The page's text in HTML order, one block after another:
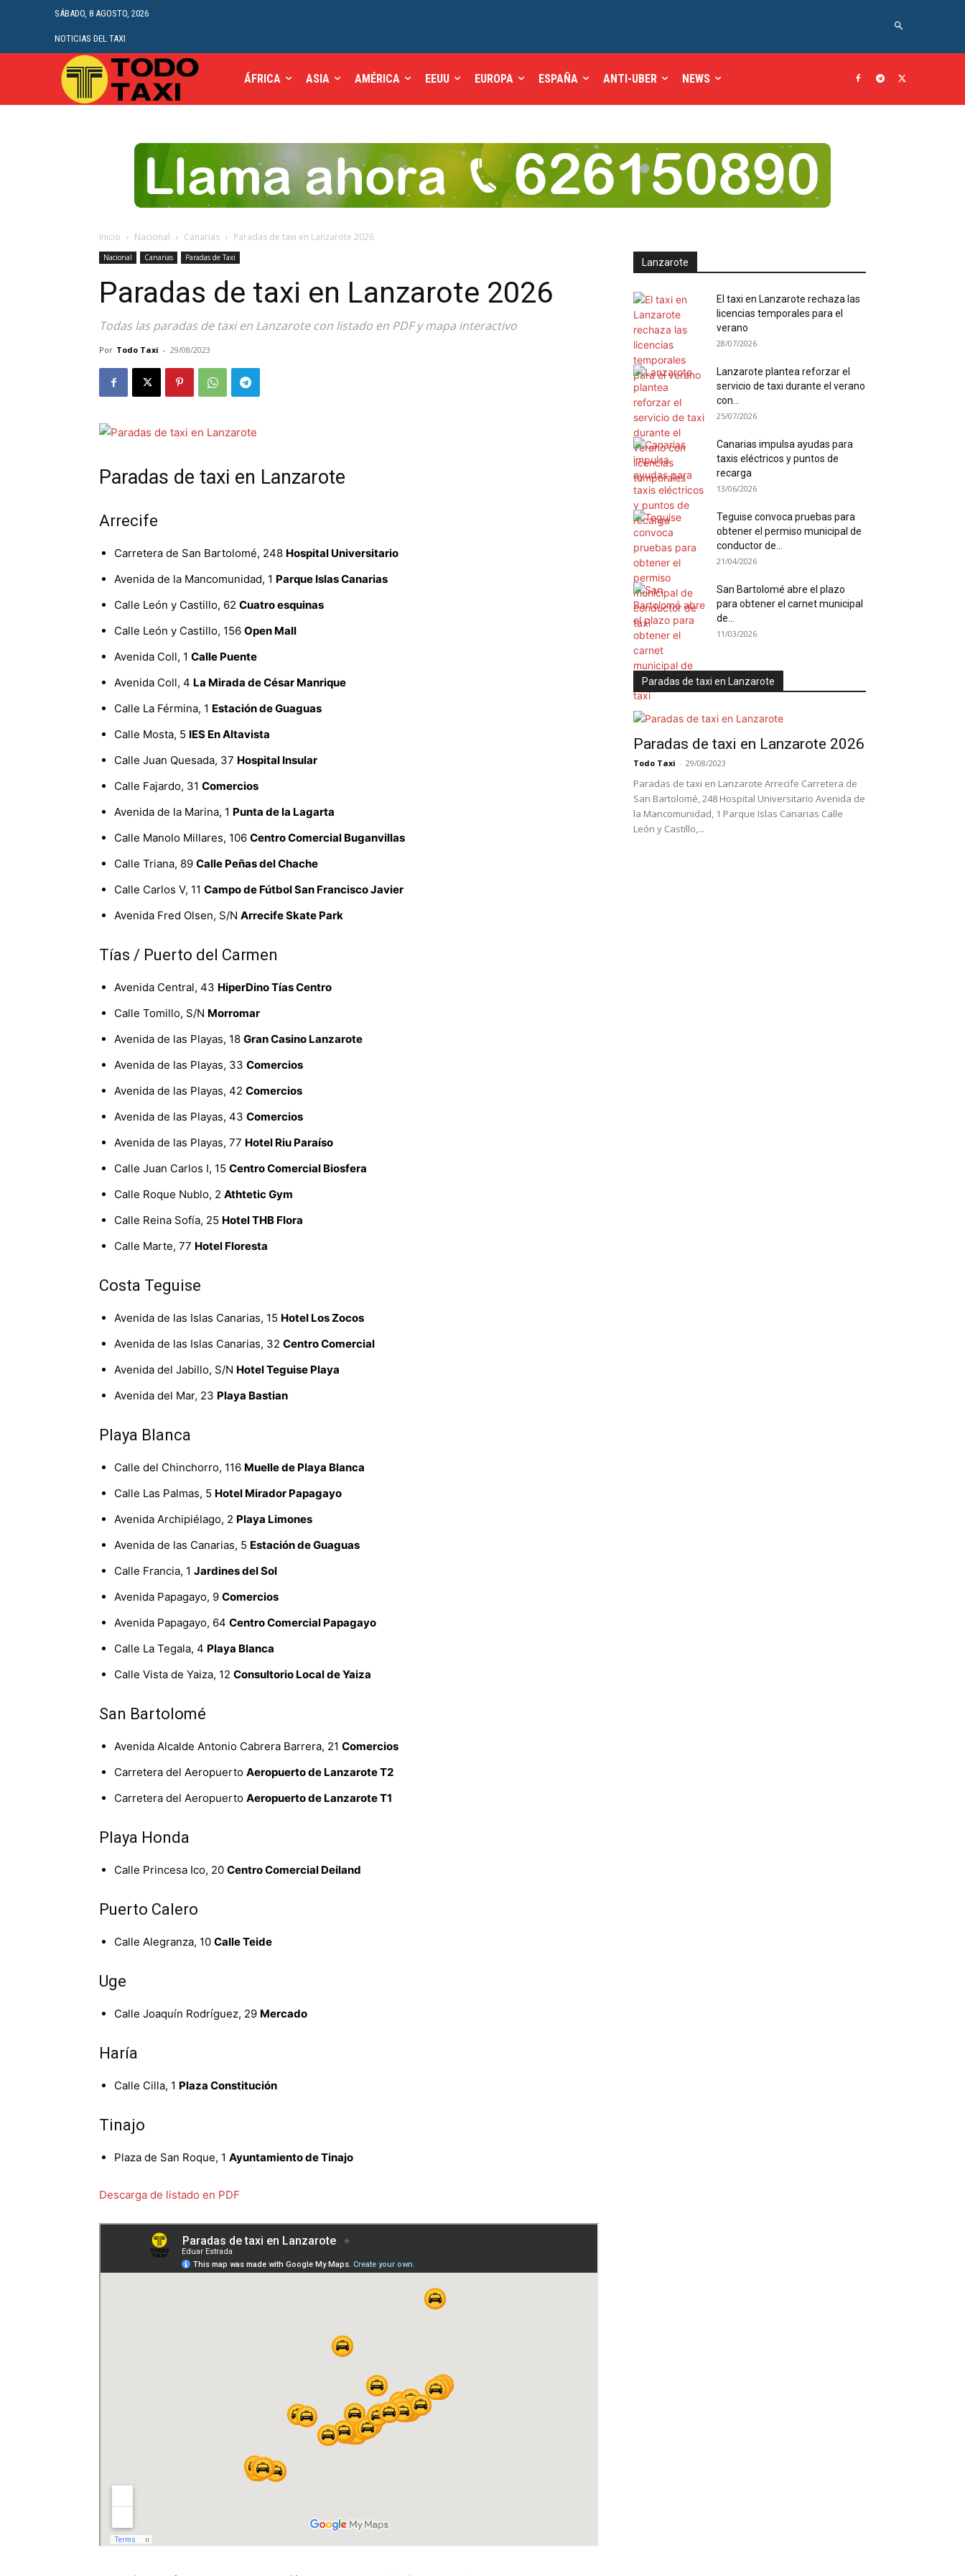
SÁBADO, 8 AGOSTO, 2026
NOTICIAS DEL TAXI
ÁFRICA ASIA AMÉRICA EEUU EUROPA ESPAÑA ANTI-UBER NEWS
Inicio Nacional Canarias Paradas de taxi en Lanzarote 2026
Nacional Canarias Paradas de Taxi
Paradas de taxi en Lanzarote 2026
Todas las paradas de taxi en Lanzarote con listado en PDF y mapa interactivo
Por Todo Taxi - 29/08/2023
Paradas de taxi en Lanzarote
Arrecife
Carretera de San Bartolomé, 248 Hospital Universitario
Avenida de la Mancomunidad, 1 Parque Islas Canarias
Calle León y Castillo, 62 Cuatro esquinas
Calle León y Castillo, 156 Open Mall
Avenida Coll, 1 Calle Puente
Avenida Coll, 4 La Mirada de César Manrique
Calle La Férmina, 1 Estación de Guaguas
Calle Mosta, 5 IES En Altavista
Calle Juan Quesada, 37 Hospital Insular
Calle Fajardo, 31 Comercios
Avenida de la Marina, 1 Punta de la Lagarta
Calle Manolo Millares, 106 Centro Comercial Buganvillas
Calle Triana, 89 Calle Peñas del Chache
Calle Carlos V, 11 Campo de Fútbol San Francisco Javier
Avenida Fred Olsen, S/N Arrecife Skate Park
Tías / Puerto del Carmen
Avenida Central, 43 HiperDino Tías Centro
Calle Tomillo, S/N Morromar
Avenida de las Playas, 18 Gran Casino Lanzarote
Avenida de las Playas, 33 Comercios
Avenida de las Playas, 42 Comercios
Avenida de las Playas, 43 Comercios
Avenida de las Playas, 77 Hotel Riu Paraíso
Calle Juan Carlos I, 15 Centro Comercial Biosfera
Calle Roque Nublo, 2 Athtetic Gym
Calle Reina Sofía, 25 Hotel THB Flora
Calle Marte, 77 Hotel Floresta
Costa Teguise
Avenida de las Islas Canarias, 15 Hotel Los Zocos
Avenida de las Islas Canarias, 32 Centro Comercial
Avenida del Jabillo, S/N Hotel Teguise Playa
Avenida del Mar, 23 Playa Bastian
Playa Blanca
Calle del Chinchorro, 116 Muelle de Playa Blanca
Calle Las Palmas, 5 Hotel Mirador Papagayo
Avenida Archipiélago, 2 Playa Limones
Avenida de las Canarias, 5 Estación de Guaguas
Calle Francia, 1 Jardines del Sol
Avenida Papagayo, 9 Comercios
Avenida Papagayo, 64 Centro Comercial Papagayo
Calle La Tegala, 4 Playa Blanca
Calle Vista de Yaiza, 12 Consultorio Local de Yaiza
San Bartolomé
Avenida Alcalde Antonio Cabrera Barrera, 21 Comercios
Carretera del Aeropuerto Aeropuerto de Lanzarote T2
Carretera del Aeropuerto Aeropuerto de Lanzarote T1
Playa Honda
Calle Princesa Ico, 20 Centro Comercial Deiland
Puerto Calero
Calle Alegranza, 10 Calle Teide
Uge
Calle Joaquín Rodríguez, 29 Mercado
Haría
Calle Cilla, 1 Plaza Constitución
Tinajo
Plaza de San Roque, 1 Ayuntamiento de Tinajo
Descarga de listado en PDF
Lanzarote
El taxi en Lanzarote rechaza las
licencias temporales para el
verano
28/07/2026
Lanzarote plantea reforzar el
servicio de taxi durante el verano
con...
25/07/2026
Canarias impulsa ayudas para
taxis eléctricos y puntos de
recarga
13/06/2026
Teguise convoca pruebas para
obtener el permiso municipal de
conductor de...
21/04/2026
San Bartolomé abre el plazo
para obtener el carnet municipal
de...
11/03/2026
Paradas de taxi en Lanzarote
Paradas de taxi en Lanzarote 2026
Todo Taxi - 29/08/2023
Paradas de taxi en Lanzarote Arrecife Carretera de
San Bartolomé, 248 Hospital Universitario Avenida de
la Mancomunidad, 1 Parque Islas Canarias Calle
León y Castillo,...